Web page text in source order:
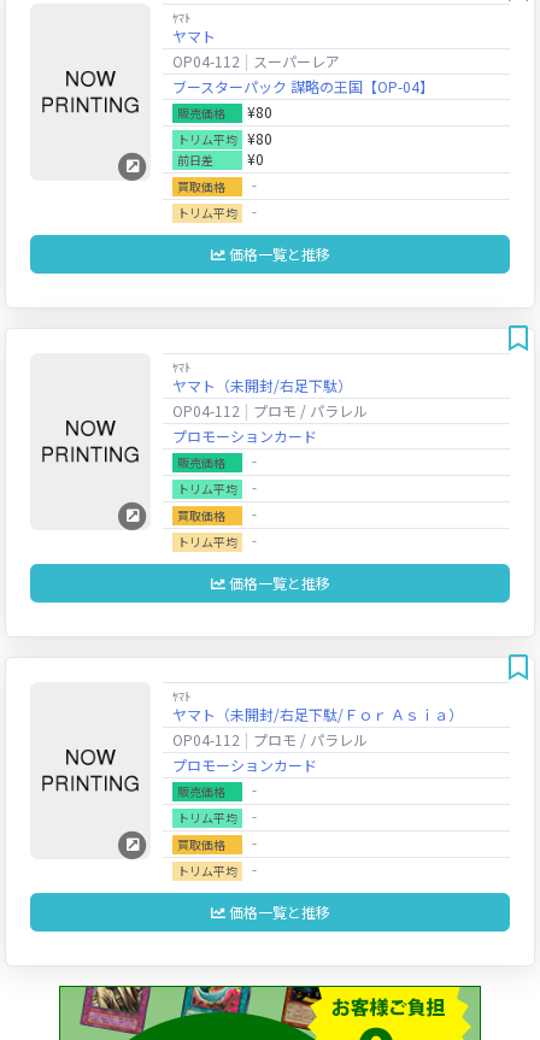
ﾔﾏﾄ
ヤマト
OP04-112
スーパーレア
ブースターパック 謀略の王国【OP-04】
販売価格 ¥80
トリム平均 ¥80
前日差 ¥0
買取価格 ‐
トリム平均 ‐
価格一覧と推移
ﾔﾏﾄ
ヤマト（未開封/右足下駄）
OP04-112
プロモ / パラレル
プロモーションカード
販売価格 ‐
トリム平均 ‐
買取価格 ‐
トリム平均 ‐
価格一覧と推移
ﾔﾏﾄ
ヤマト（未開封/右足下駄/Ｆｏｒ Ａｓｉａ）
OP04-112
プロモ / パラレル
プロモーションカード
販売価格 ‐
トリム平均 ‐
買取価格 ‐
トリム平均 ‐
価格一覧と推移